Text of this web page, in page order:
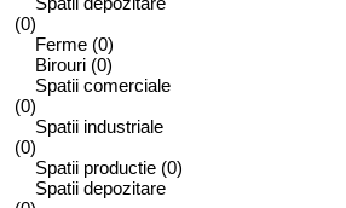
(0)
Ferme (0)
Birouri (0)
Spatii comerciale
(0)
Spatii industriale
(0)
Spatii productie (0)
Spatii depozitare